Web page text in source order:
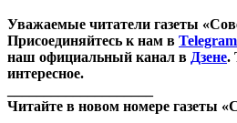
Уважаемые читатели газеты
Присоединяйтесь к нам в Telegram
наш официальный канал в Дзене.
интересное.
Читайте в новом номере газеты